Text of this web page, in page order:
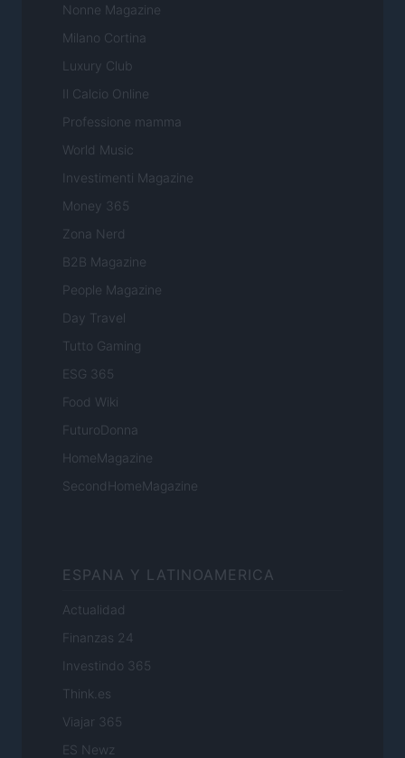
Nonne Magazine
Milano Cortina
Luxury Club
Il Calcio Online
Professione mamma
World Music
Investimenti Magazine
Money 365
Zona Nerd
B2B Magazine
People Magazine
Day Travel
Tutto Gaming
ESG 365
Food Wiki
FuturoDonna
HomeMagazine
SecondHomeMagazine
ESPANA Y LATINOAMERICA
Actualidad
Finanzas 24
Investindo 365
Think.es
Viajar 365
ES Newz